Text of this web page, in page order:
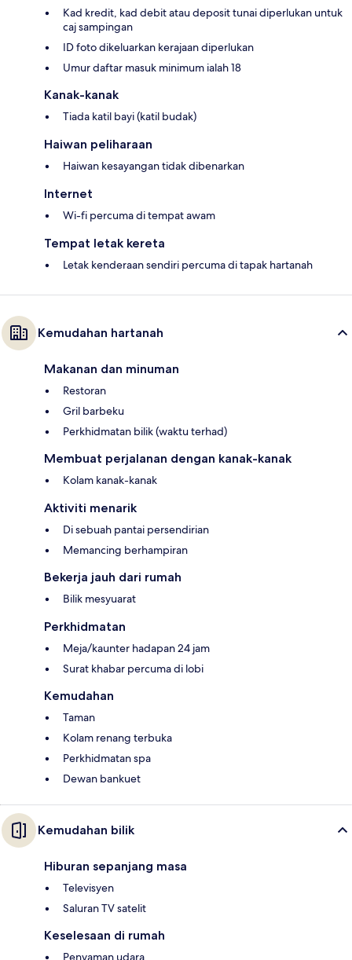
Kad kredit, kad debit atau deposit tunai diperlukan untuk
caj sampingan
ID foto dikeluarkan kerajaan diperlukan
Umur daftar masuk minimum ialah 18
Kanak-kanak
Tiada katil bayi (katil budak)
Haiwan peliharaan
Haiwan kesayangan tidak dibenarkan
Internet
Wi-fi percuma di tempat awam
Tempat letak kereta
Letak kenderaan sendiri percuma di tapak hartanah
Kemudahan hartanah
Makanan dan minuman
Restoran
Gril barbeku
Perkhidmatan bilik (waktu terhad)
Membuat perjalanan dengan kanak-kanak
Kolam kanak-kanak
Aktiviti menarik
Di sebuah pantai persendirian
Memancing berhampiran
Bekerja jauh dari rumah
Bilik mesyuarat
Perkhidmatan
Meja/kaunter hadapan 24 jam
Surat khabar percuma di lobi
Kemudahan
Taman
Kolam renang terbuka
Perkhidmatan spa
Dewan bankuet
Kemudahan bilik
Hiburan sepanjang masa
Televisyen
Saluran TV satelit
Keselesaan di rumah
Penyaman udara